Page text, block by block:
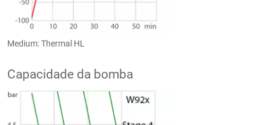
Medium: Thermal HL
Capacidade da bomba